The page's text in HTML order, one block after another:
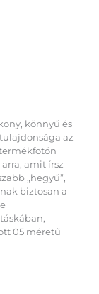
könnyű és
az
amit írsz
„hegyű”,
biztosan a
05 méretű